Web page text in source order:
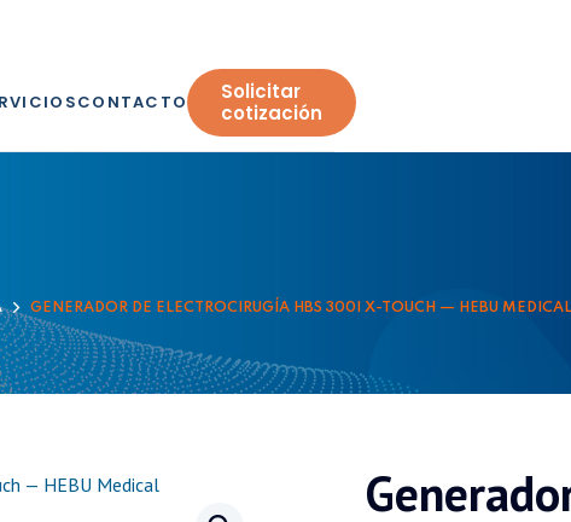
CONTACTO
Solicitar
cotización
GENERADOR DE ELECTROCIRUGÍA HBS 300I X-TOUCH — HEBU MEDICAL